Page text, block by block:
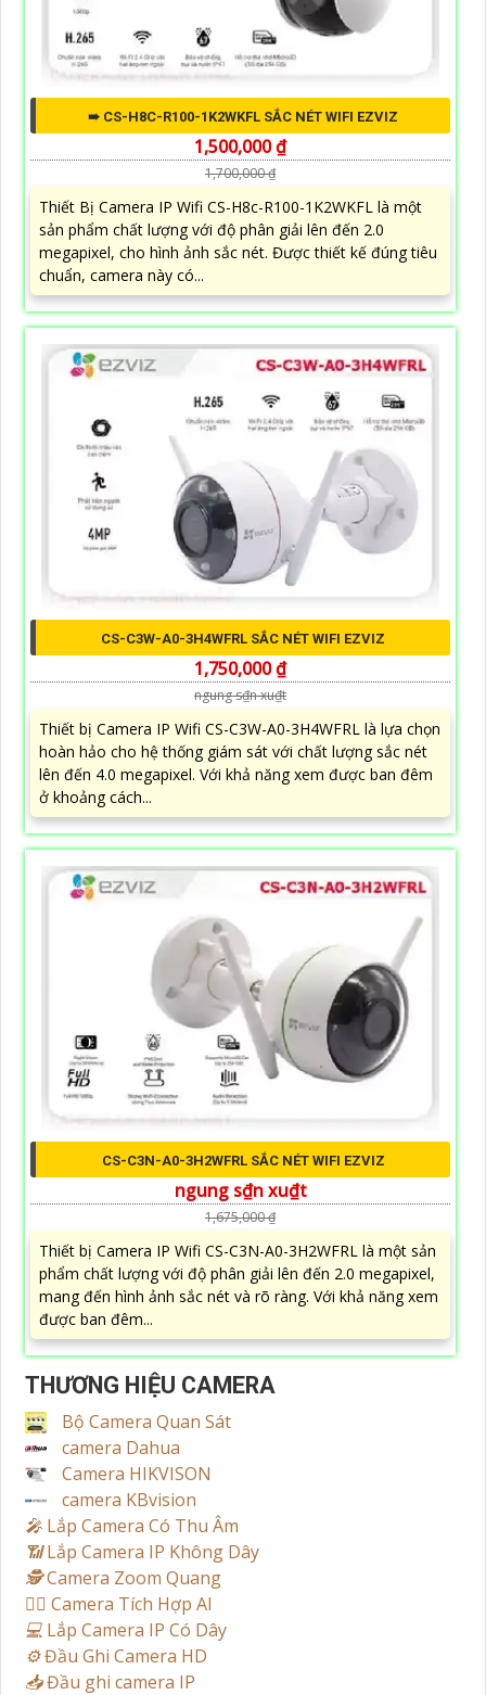
➠ CS-H8C-R100-1K2WKFL SẮC NÉT WIFI EZVIZ
1,500,000 ₫
1,700,000 ₫
Thiết Bị Camera IP Wifi CS-H8c-R100-1K2WKFL là một
sản phẩm chất lượng với độ phân giải lên đến 2.0
megapixel, cho hình ảnh sắc nét. Được thiết kế đúng tiêu
chuẩn, camera này có...
CS-C3W-A0-3H4WFRL SẮC NÉT WIFI EZVIZ
1,750,000 ₫
ngung s₫n xu₫t
Thiết bị Camera IP Wifi CS-C3W-A0-3H4WFRL là lựa chọn
hoàn hảo cho hệ thống giám sát với chất lượng sắc nét
lên đến 4.0 megapixel. Với khả năng xem được ban đêm
ở khoảng cách...
CS-C3N-A0-3H2WFRL SẮC NÉT WIFI EZVIZ
ngung s₫n xu₫t
1,675,000 ₫
Thiết bị Camera IP Wifi CS-C3N-A0-3H2WFRL là một sản
phẩm chất lượng với độ phân giải lên đến 2.0 megapixel,
mang đến hình ảnh sắc nét và rõ ràng. Với khả năng xem
được ban đêm...
THƯƠNG HIỆU CAMERA
Bộ Camera Quan Sát
camera Dahua
Camera HIKVISON
camera KBvision
️🎤️ Lắp Camera Có Thu Âm
📶Lắp Camera IP Không Dây
🕵️Camera Zoom Quang
🧛‍♀️ Camera Tích Hợp AI
💻 Lắp Camera IP Có Dây
⚙️Đầu Ghi Camera HD
📥Đầu ghi camera IP